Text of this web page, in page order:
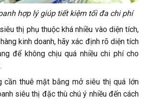
hợp lý giúp tiết kiệm tối đa chi phí
thị phụ thuộc khá nhiều vào diện tích,
kinh doanh, hãy xác định rõ diện tích
để không chịu quá nhiều chi phí cho
cần thuê mặt bằng mở siêu thị quá lớn
siêu thị đặc thù chú ý nhiều đến cách